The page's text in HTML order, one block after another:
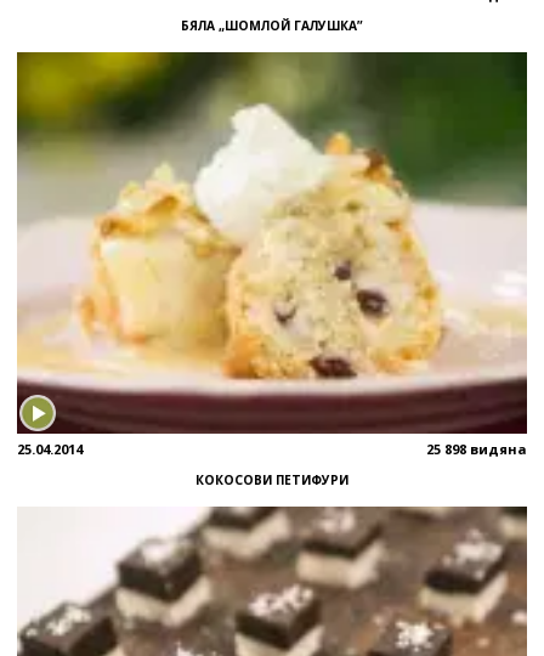
БЯЛА „ШОМЛОЙ ГАЛУШКА”
25.04.2014 25 898 видяна
КОКОСОВИ ПЕТИФУРИ